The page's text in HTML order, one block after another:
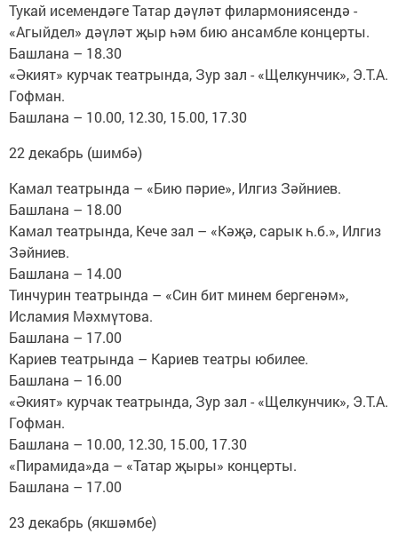
Тукай исемендәге Татар дәүләт филармониясендә -
«Агыйдел» дәүләт җыр һәм бию ансамбле концерты.
Башлана – 18.30
«Әкият» курчак театрында, Зур зал - «Щелкунчик», Э.Т.А.
Гофман.
Башлана – 10.00, 12.30, 15.00, 17.30
22 декабрь (шимбә)
Камал театрында – «Бию пәрие», Илгиз Зәйниев.
Башлана – 18.00
Камал театрында, Кече зал – «Кәҗә, сарык һ.б.», Илгиз
Зәйниев.
Башлана – 14.00
Тинчурин театрында – «Син бит минем бергенәм»,
Исламия Мәхмүтова.
Башлана – 17.00
Кариев театрында – Кариев театры юбилее.
Башлана – 16.00
«Әкият» курчак театрында, Зур зал - «Щелкунчик», Э.Т.А.
Гофман.
Башлана – 10.00, 12.30, 15.00, 17.30
«Пирамида»да – «Татар җыры» концерты.
Башлана – 17.00
23 декабрь (якшәмбе)